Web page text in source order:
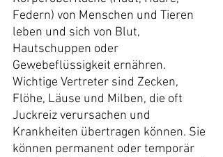
Federn) von Menschen und Tieren
leben und sich von Blut,
Hautschuppen oder
Gewebeflüssigkeit ernähren.
Wichtige Vertreter sind Zecken,
Flöhe, Läuse und Milben, die oft
Juckreiz verursachen und
Krankheiten übertragen können. Sie
können permanent oder temporär